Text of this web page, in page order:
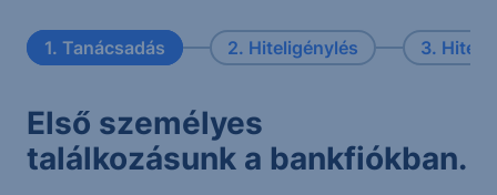
1. Tanácsadás 2. Hiteligénylés 3.
Első személyes
találkozásunk a bankfiókban.